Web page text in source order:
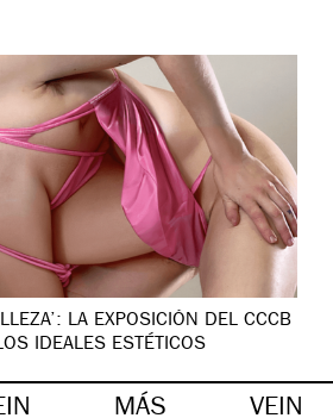
LA EXPOSICIÓN DEL CCCB
IDEALES ESTÉTICOS
MÁS VEIN